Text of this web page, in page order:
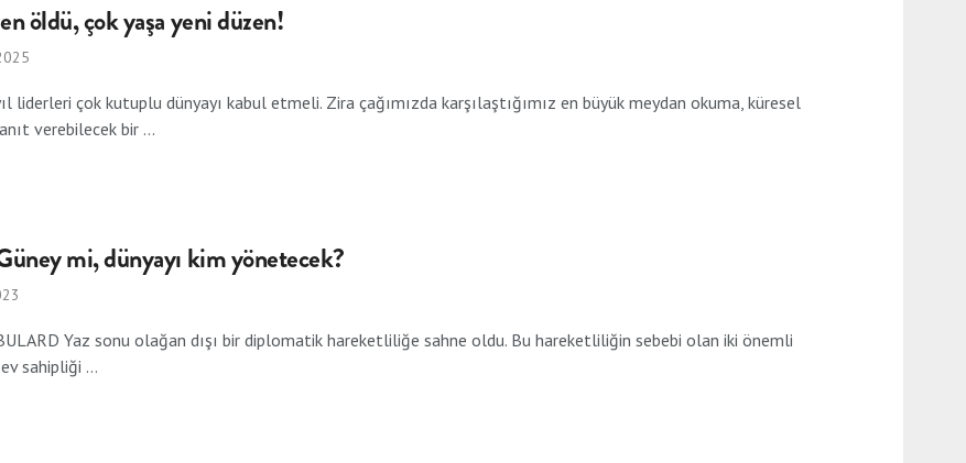
öldü, çok yaşa yeni düzen!
liderleri çok kutuplu dünyayı kabul etmeli. Zira çağımızda karşılaştığımız en büyük meydan okuma, küresel
verebilecek bir ...
mi, dünyayı kim yönetecek?
Yaz sonu olağan dışı bir diplomatik hareketliliğe sahne oldu. Bu hareketliliğin sebebi olan iki önemli
sahipliği ...